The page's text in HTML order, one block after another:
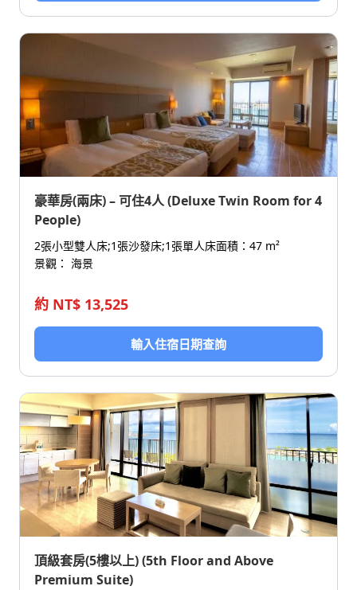
豪華房(兩床) – 可住4人 (Deluxe Twin Room for 4
People)
2張小型雙人床;1張沙發床;1張單人床面積：47 m²
景觀： 海景
約 NT$ 13,525
輸入住宿日期查詢
頂級套房(5樓以上) (5th Floor and Above
Premium Suite)